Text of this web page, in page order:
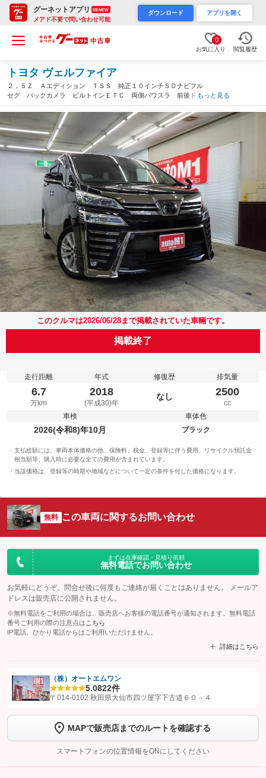
グーネットアプリ RENEW
メアド不要で問い合わせ可能
ダウンロード アプリを開く
0
お気に入り 閲覧履歴
トヨタ ヴェルファイア
２．５Ｚ Ａエディション ＴＳＳ 純正１０インチＳＤナビフル
セグ バックカメラ ビルトインＥＴＣ 両側パワスラ 前後ドラ
レコ ＬＥＤヘッドライト ＬＥＤフォグ 純正１８インチＡＷ
スタッドレス社外ＡＷセット付属 ＶＳＣ ＴＲＣ（秋田県）
もっと見る
このクルマは2026/06/28まで掲載されていた車輛です。
掲載終了
走行距離
6.7
万km
年式
2018
(平成30)年
修復歴
なし
排気量
2500
cc
車検
2026(令和8)年10月
車体色
ブラック
支払総額には、車両本体価格の他、保険料、税金、登録等に伴う費用、リサイクル預託金
相当額等、購入時に必要な全ての費用が含まれています。
当該価格は、登録等の時期や地域などについて一定の条件を付した価格になります。
無料 この車両に関するお問い合わせ
まずは在庫確認・見積り依頼
無料電話でお問い合わせ
お気軽にどうぞ。問合せ後に何度もご連絡が届くことはありません。 メールア
ドレスは販売店に公開されません。
※無料電話をご利用の場合は、販売店へお客様の電話番号が通知されます。無料電話
番号ご利用の際の注意点は こちら
IP電話、ひかり電話からはご利用いただけません。
詳細はこちら
【STEP1】認証画面でグーネットを友だち追加してから「許可する」ボタンを押
トーク画面で
ボタンをタップして問い合わせを
完了してください。
こちら
（株）オートエムワン
5.0822件
〒014-0102 秋田県大仙市四ツ屋字下古道６０－４
MAPで販売店までのルートを確認する
スマートフォンの位置情報をONにしてください